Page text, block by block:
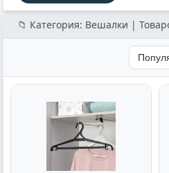
📁 Категория: Вешалки |